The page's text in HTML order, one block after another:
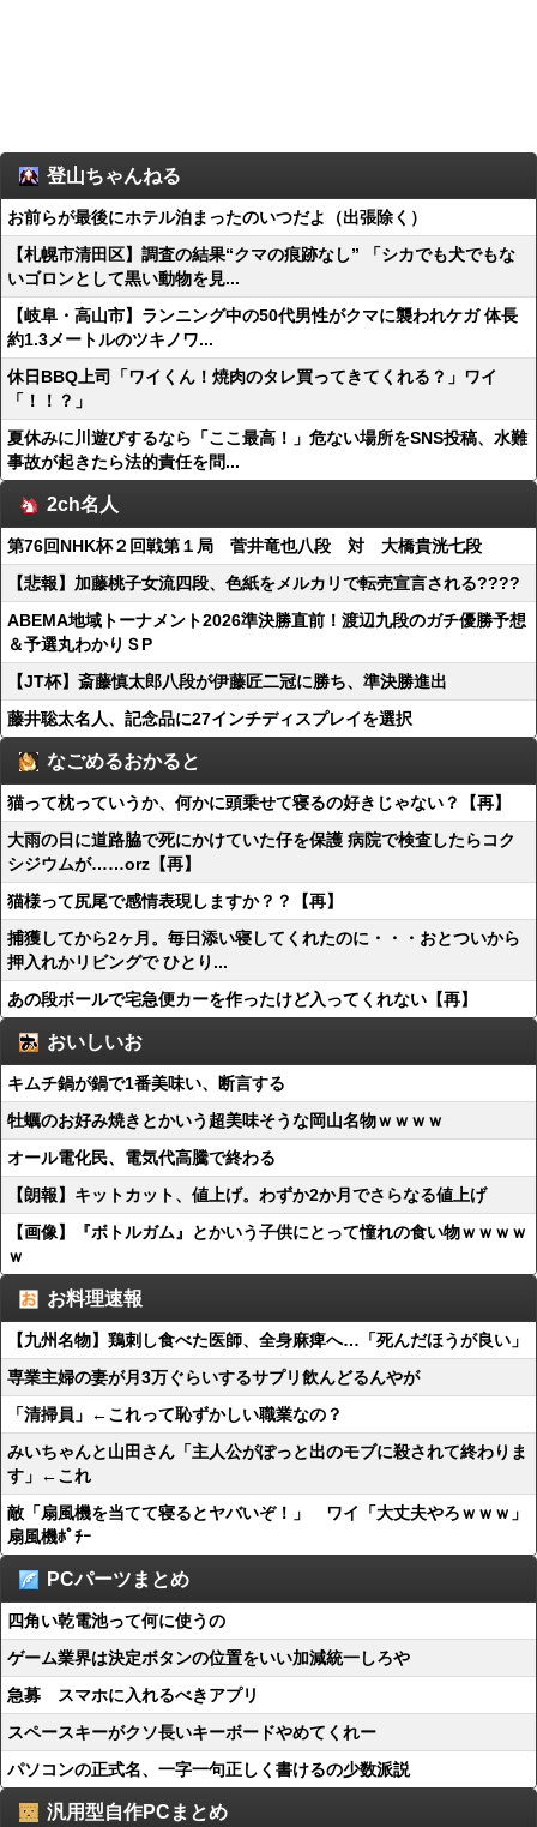
登山ちゃんねる
お前らが最後にホテル泊まったのいつだよ（出張除く）
【札幌市清田区】調査の結果“クマの痕跡なし” 「シカでも犬でもな
いゴロンとして黒い動物を見...
【岐阜・高山市】ランニング中の50代男性がクマに襲われケガ 体長
約1.3メートルのツキノワ...
休日BBQ上司「ワイくん！焼肉のタレ買ってきてくれる？」ワイ
「！！？」
夏休みに川遊びするなら「ここ最高！」危ない場所をSNS投稿、水難
事故が起きたら法的責任を問...
2ch名人
第76回NHK杯２回戦第１局 菅井竜也八段 対 大橋貴洸七段
【悲報】加藤桃子女流四段、色紙をメルカリで転売宣言される????
ABEMA地域トーナメント2026準決勝直前！渡辺九段のガチ優勝予想
＆予選丸わかりＳP
【JT杯】斎藤慎太郎八段が伊藤匠二冠に勝ち、準決勝進出
藤井聡太名人、記念品に27インチディスプレイを選択
なごめるおかると
猫って枕っていうか、何かに頭乗せて寝るの好きじゃない？【再】
大雨の日に道路脇で死にかけていた仔を保護 病院で検査したらコク
シジウムが……orz【再】
猫様って尻尾で感情表現しますか？？【再】
捕獲してから2ヶ月。毎日添い寝してくれたのに・・・おとついから
押入れかリビングで ひとり...
あの段ボールで宅急便カーを作ったけど入ってくれない【再】
おいしいお
キムチ鍋が鍋で1番美味い、断言する
牡蠣のお好み焼きとかいう超美味そうな岡山名物ｗｗｗｗ
オール電化民、電気代高騰で終わる
【朗報】キットカット、値上げ。わずか2か月でさらなる値上げ
【画像】『ボトルガム』とかいう子供にとって憧れの食い物ｗｗｗｗ
ｗ
お料理速報
【九州名物】鶏刺し食べた医師、全身麻痺へ…「死んだほうが良い」
専業主婦の妻が月3万ぐらいするサプリ飲んどるんやが
「清掃員」←これって恥ずかしい職業なの？
みいちゃんと山田さん「主人公がぽっと出のモブに殺されて終わりま
す」←これ
敵「扇風機を当てて寝るとヤバいぞ！」 ワイ「大丈夫やろｗｗｗ」
扇風機ﾎﾟﾁｰ
PCパーツまとめ
四角い乾電池って何に使うの
ゲーム業界は決定ボタンの位置をいい加減統一しろや
急募 スマホに入れるべきアプリ
スペースキーがクソ長いキーボードやめてくれー
パソコンの正式名、一字一句正しく書けるの少数派説
汎用型自作PCまとめ